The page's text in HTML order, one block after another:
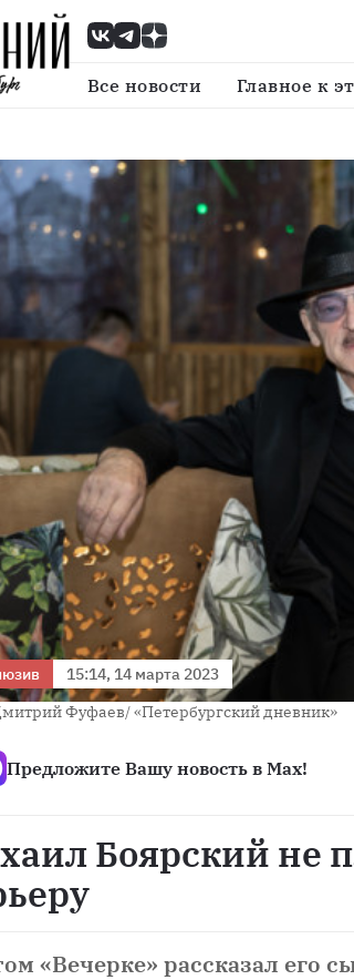
Все новости Главное к
Боярский не планирует завершать
15:14, 14 марта 2023
Фуфаев/ «Петербургский дневник»
Предложите Вашу новость в Max!
Боярский не
«Вечерке» рассказал его